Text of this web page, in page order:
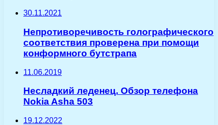
30.11.2021
Непротиворечивость голографического
соответствия проверена при помощи
конформного бутстрапа
11.06.2019
Несладкий леденец. Обзор телефона
Nokia Asha 503
19.12.2022